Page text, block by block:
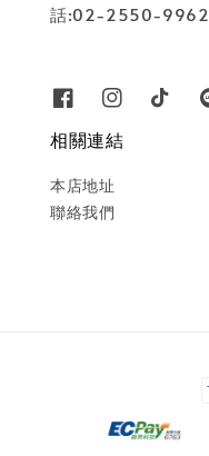
話:02-2550-9962
相關連結
本店地址
聯絡我們